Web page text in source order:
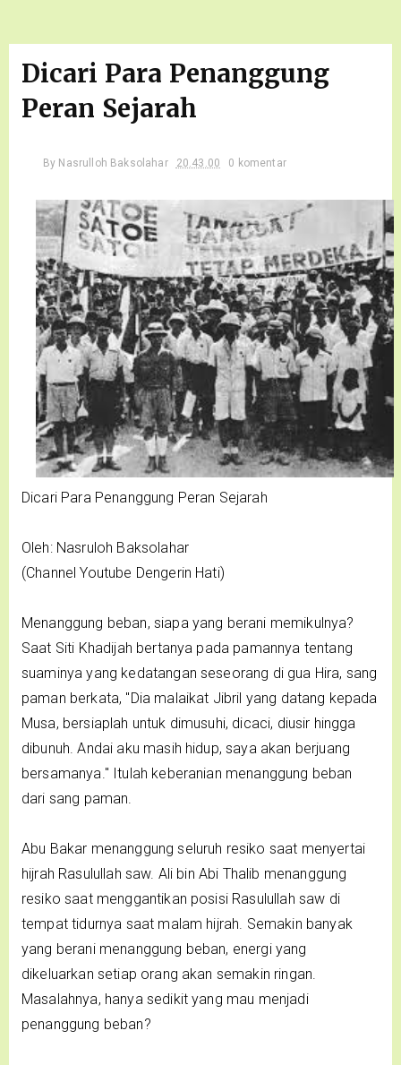
Dicari Para Penanggung
Peran Sejarah
By Nasrulloh Baksolahar 20.43.00 0 komentar
Dicari Para Penanggung Peran Sejarah
Oleh: Nasruloh Baksolahar
(Channel Youtube Dengerin Hati)
Menanggung beban, siapa yang berani memikulnya?
Saat Siti Khadijah bertanya pada pamannya tentang
suaminya yang kedatangan seseorang di gua Hira, sang
paman berkata, "Dia malaikat Jibril yang datang kepada
Musa, bersiaplah untuk dimusuhi, dicaci, diusir hingga
dibunuh. Andai aku masih hidup, saya akan berjuang
bersamanya." Itulah keberanian menanggung beban
dari sang paman.
Abu Bakar menanggung seluruh resiko saat menyertai
hijrah Rasulullah saw. Ali bin Abi Thalib menanggung
resiko saat menggantikan posisi Rasulullah saw di
tempat tidurnya saat malam hijrah. Semakin banyak
yang berani menanggung beban, energi yang
dikeluarkan setiap orang akan semakin ringan.
Masalahnya, hanya sedikit yang mau menjadi
penanggung beban?